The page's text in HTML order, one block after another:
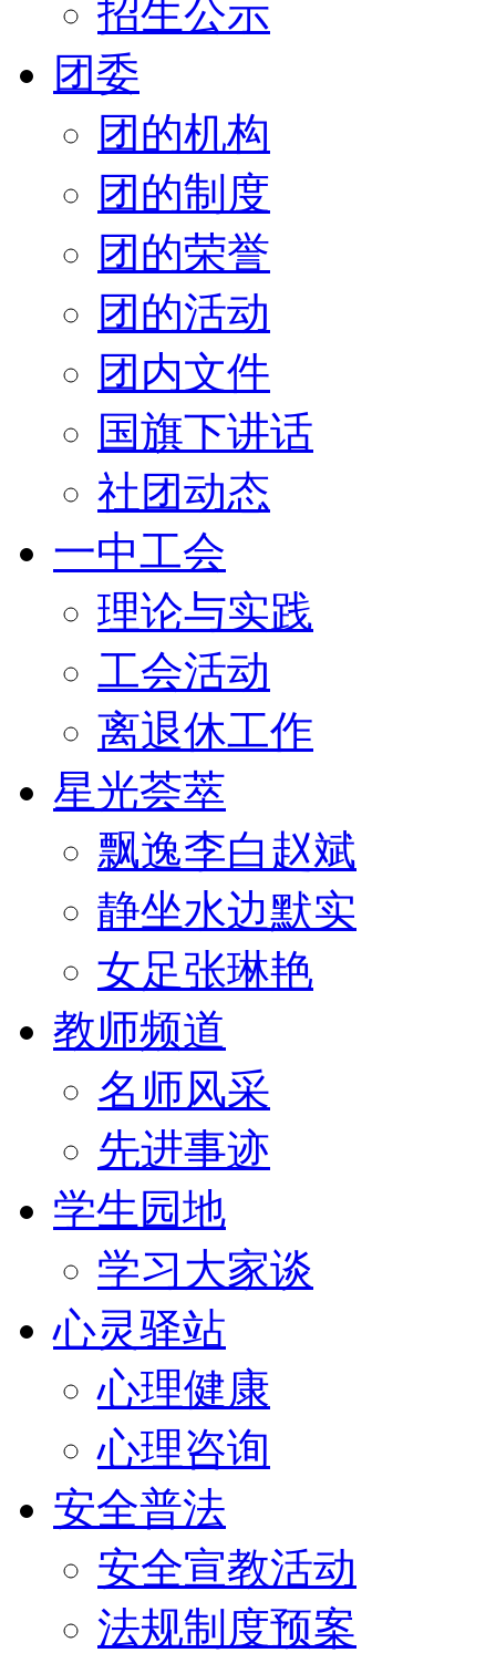
招生公示
团委
团的机构
团的制度
团的荣誉
团的活动
团内文件
国旗下讲话
社团动态
一中工会
理论与实践
工会活动
离退休工作
星光荟萃
飘逸李白赵斌
静坐水边默实
女足张琳艳
教师频道
名师风采
先进事迹
学生园地
学习大家谈
心灵驿站
心理健康
心理咨询
安全普法
安全宣教活动
法规制度预案